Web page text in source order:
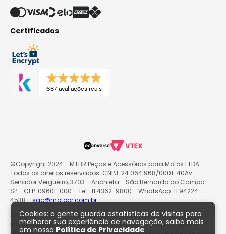
Cookies: a gente guarda estatísticas de visitas para
melhorar sua experiência de navegação, saiba mais
em nossa Política de Privacidade
Certificados
687 avaliações reais
©Copyright 2024 - MTBR Peças e Acessórios para Motos LTDA -
Todos os direitos reservados. CNPJ: 24.064.968/0001-40Av.
Senador Vergueiro, 3703 - Anchieta - São Bernardo do Campo -
SP - CEP: 09601-000 - Tel.: 11 4362-9800 - WhatsApp: 11 94224-
4538 -sac@motobr.com.br
Atenção: O site poderá passar por atualizações e eventuais
instabilidades nas informações exibidas, incluindo preços e